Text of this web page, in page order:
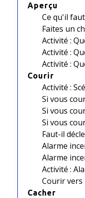
Aperçu
Ce qu'il
Faites un
Activité :
Activité :
Activité :
Courir
Activité :
Si vous
Si vous
Si vous
Faut-il
Alarme
Alarme
Activité :
Courir vers
Cacher